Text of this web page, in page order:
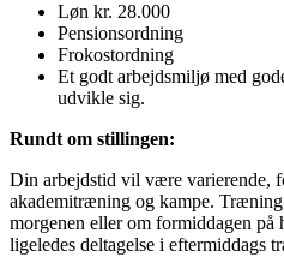
Løn kr. 28.000
Pensionsordning
Frokostordning
Et godt arbejdsmiljø med
udvikle sig.
Rundt om stillingen:
Din arbejdstid vil være varierende,
akademitræning og kampe.
morgenen eller om formiddagen på
ligeledes deltagelse i eftermiddags